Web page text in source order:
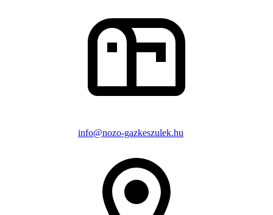
info@nozo-gazkeszulek.hu